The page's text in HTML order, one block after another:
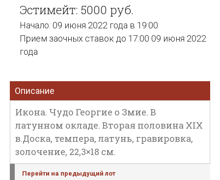
Эстимейт: 5000 руб.
Начало: 09 июня 2022 года в 19:00
Прием заочных ставок до 17:00 09 июня 2022
года
Описание
Икона. Чудо Георгие о Змие. В
латунном окладе. Вторая половина XIX
в.Доска, темпера, латунь, гравировка,
золочение, 22,3×18 см.
Перейти на предыдущий лот